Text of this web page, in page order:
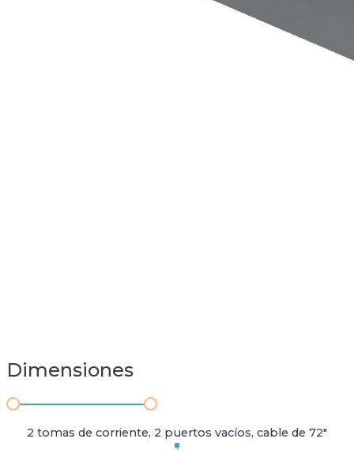
Dimensiones
2 tomas de corriente, 2 puertos vacíos, cable de 72"